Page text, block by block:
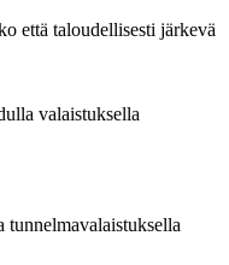
että taloudellisesti järkevä
valaistuksella